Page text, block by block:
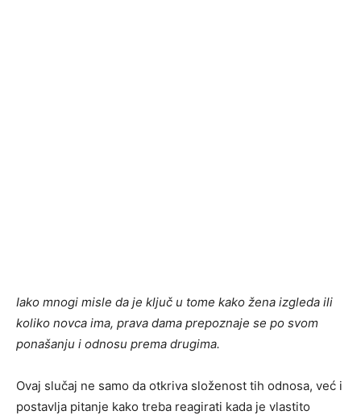
Iako mnogi misle da je ključ u tome kako žena izgleda ili
koliko novca ima, prava dama prepoznaje se po svom
ponašanju i odnosu prema drugima.
Ovaj slučaj ne samo da otkriva složenost tih odnosa, već i
postavlja pitanje kako treba reagirati kada je vlastito